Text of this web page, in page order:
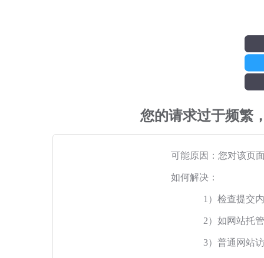
您的请求过于频繁
可能原因：您对该页
如何解决：
1）检查提交
2）如网站托
3）普通网站